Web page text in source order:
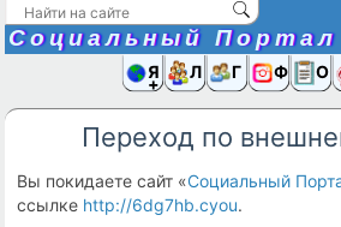
Социальный Портал
Я иЛюди
Переход по
Вы покидаете сайт «Социальный
ссылке http://6dg7hb.cyou.